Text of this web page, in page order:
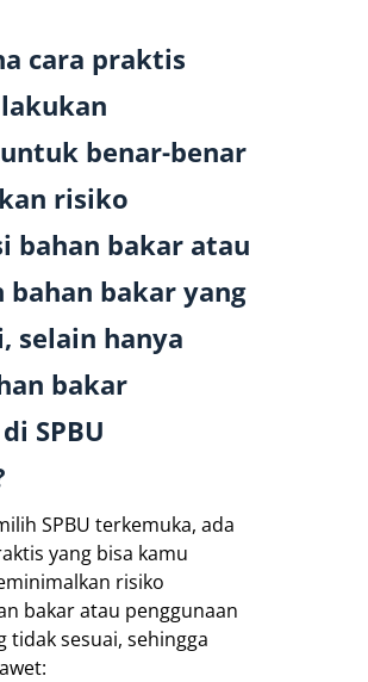
cara praktis
benar-benar
risiko
bahan bakar atau
bahan bakar yang
selain hanya
bakar
SPBU
SPBU terkemuka, ada
yang bisa kamu
risiko
bakar atau penggunaan
tidak sesuai, sehingga